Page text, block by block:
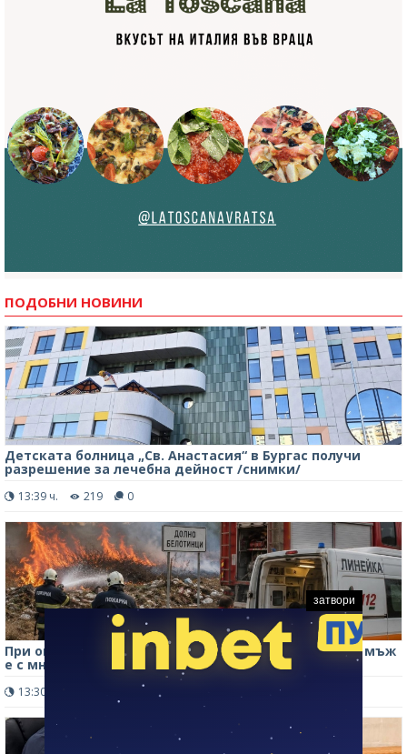
ПОДОБНИ НОВИНИ
Детската болница „Св. Анастасия“ в Бургас получи
разрешение за лечебна дейност /снимки/
13:39 ч. 219 0
При опит да изгаси пожар в Монтанско: Възрастен мъж
е с множество изгаряния, настанен е в болница
13:30 ч.
затвори